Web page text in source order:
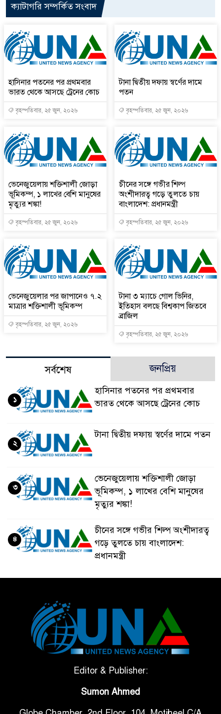
ক্যাটাগরি সম্পর্কিত সংবাদ
হাসিনার পতনের পর প্রথমবার
ভারত থেকে আসছে ট্রেনের কোচ
বৃহস্পতিবার, ২৫ জুন, ২০২৬
টানা দ্বিতীয় দফায় স্বর্ণের দামে
পতন
বৃহস্পতিবার, ২৫ জুন, ২০২৬
ভেনেজুয়েলায় শক্তিশালী জোড়া
ভূমিকম্প, ১ লাখের বেশি মানুষের
মৃত্যুর শঙ্কা!
বৃহস্পতিবার, ২৫ জুন, ২০২৬
চীনের সঙ্গে গভীর শিল্প
অংশীদারত্ব গড়ে তুলতে চায়
বাংলাদেশ: প্রধানমন্ত্রী
বৃহস্পতিবার, ২৫ জুন, ২০২৬
ভেনেজুয়েলার পর জাপানেও ৭.২
মাত্রার শক্তিশালী ভূমিকম্প
বৃহস্পতিবার, ২৫ জুন, ২০২৬
টানা ৩ ম্যাচে গোল ভিনির,
ইতিহাস বলছে বিশ্বকাপ জিতবে
ব্রাজিল
বৃহস্পতিবার, ২৫ জুন, ২০২৬
সর্বশেষ জনপ্রিয়
হাসিনার পতনের পর প্রথমবার
ভারত থেকে আসছে ট্রেনের কোচ
১
টানা দ্বিতীয় দফায় স্বর্ণের দামে পতন
২
ভেনেজুয়েলায় শক্তিশালী জোড়া
ভূমিকম্প, ১ লাখের বেশি মানুষের
মৃত্যুর শঙ্কা!
৩
চীনের সঙ্গে গভীর শিল্প অংশীদারত্ব
গড়ে তুলতে চায় বাংলাদেশ:
প্রধানমন্ত্রী
৪
টানা ৩ ম্যাচে গোল ভিনির, ইতিহাস
বলছে বিশ্বকাপ জিতবে ব্রাজিল
সরকারি ৩শ কেজি বই বিক্রির
Editor & Publisher:
Sumon Ahmed